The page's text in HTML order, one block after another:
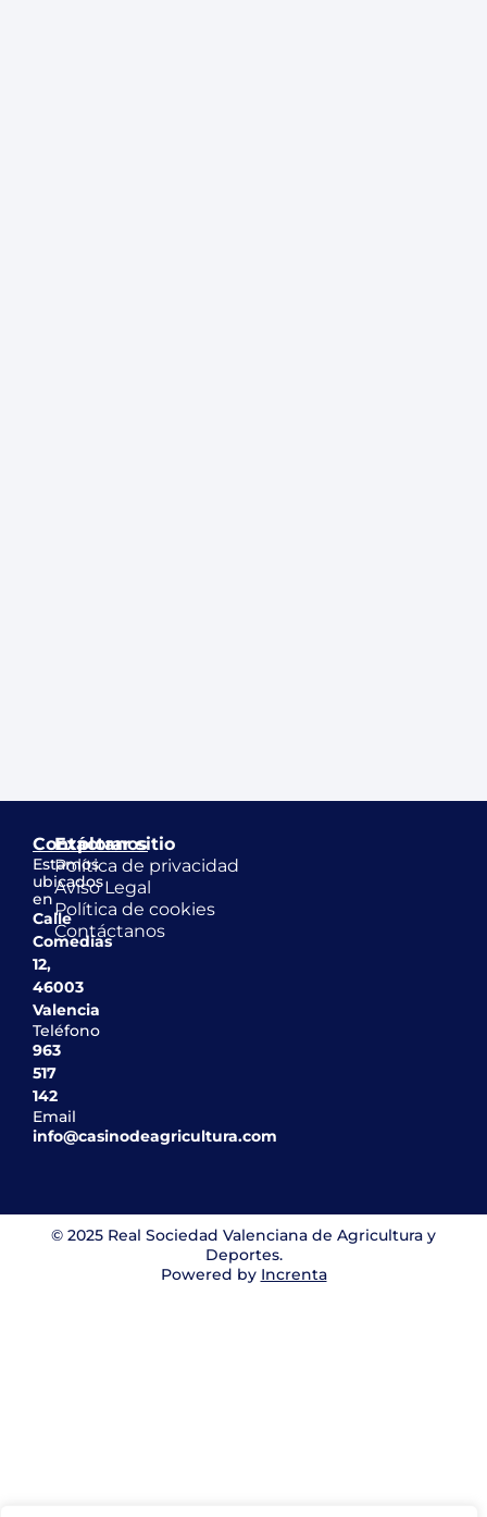
Contáctanos
Estamos
ubicados
en
Calle
Comedias
12,
46003
Valencia
Teléfono
963
517
142
Email
info@casinodeagricultura.com
Explorar sitio
Política de privacidad
Aviso Legal
Política de cookies
Contáctanos
© 2025 Real Sociedad Valenciana de Agricultura y
Deportes.
Powered by Increnta